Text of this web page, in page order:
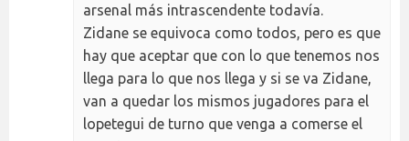
arsenal más intrascendente todavía.
Zidane se equivoca como todos, pero es que
hay que aceptar que con lo que tenemos nos
llega para lo que nos llega y si se va Zidane,
van a quedar los mismos jugadores para el
lopetegui de turno que venga a comerse el